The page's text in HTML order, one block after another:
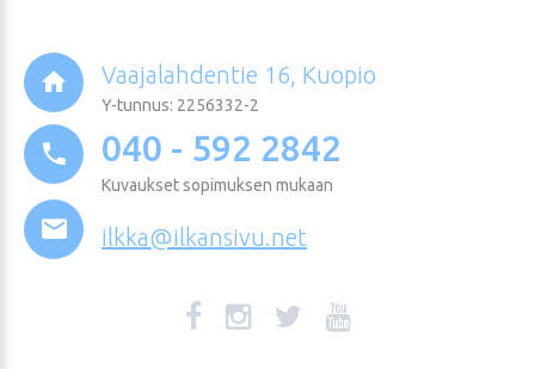
Vaajalahdentie 16, Kuopio
Y-tunnus: 2256332-2
040 - 592 2842
Kuvaukset sopimuksen mukaan
ilkka@ilkansivu.net